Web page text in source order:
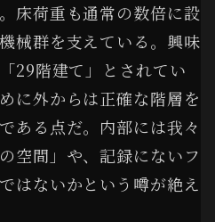
床荷重も通常の数倍に設
械群を支えている。興味
29階建て」とされてい
に外からは正確な階層を
ある点だ。内部には我々
空間」や、記録にないフ
はないかという噂が絶え